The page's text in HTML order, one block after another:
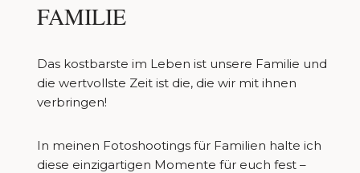
FAMILIE
Das kostbarste im Leben ist unsere Familie und
die wertvollste Zeit ist die, die wir mit ihnen
verbringen!
In meinen Fotoshootings für Familien halte ich
diese einzigartigen Momente für euch fest –